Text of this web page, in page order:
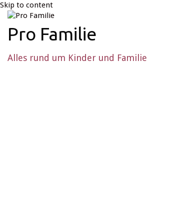
Skip to content
Pro Familie
Alles rund um Kinder und Familie